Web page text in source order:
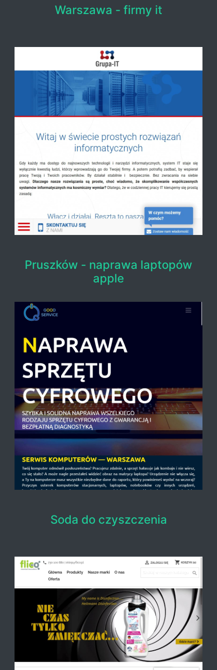
Warszawa - firmy it
Pruszków - naprawa laptopów
apple
Soda do czyszczenia